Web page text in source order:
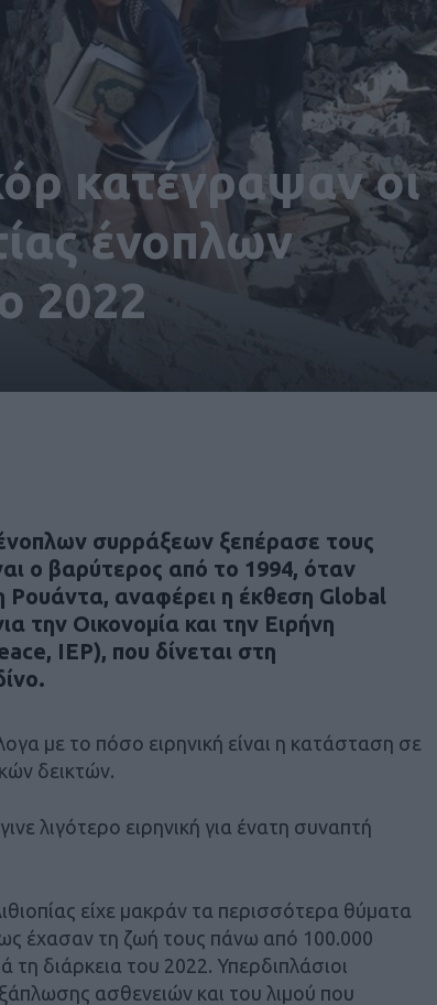
κατέγραψαν οι
ένοπλων
2022
συρράξεων ξεπέρασε τους
ο βαρύτερος από το 1994, όταν
Ρουάντα, αναφέρει η έκθεση Global
την Οικονομία και την Ειρήνη
IEP), που δίνεται στη
με το πόσο ειρηνική είναι η κατάσταση σε
δεικτών.
λιγότερο ειρηνική για ένατη συναπτή
είχε μακράν τα περισσότερα θύματα
έχασαν τη ζωή τους πάνω από 100.000
τη διάρκεια του 2022. Υπερδιπλάσιοι
ασθενειών και του λιμού που